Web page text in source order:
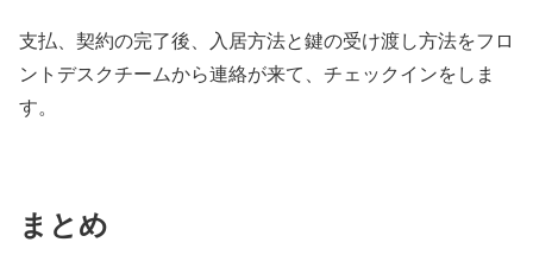
支払、契約の完了後、入居方法と鍵の受け渡し方法をフロ
ントデスクチームから連絡が来て、チェックインをしま
す。
まとめ